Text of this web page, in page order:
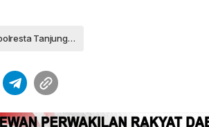
Kapolresta Tanjungpinang